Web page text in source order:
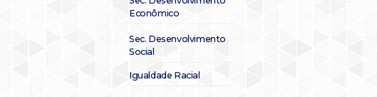
Econômico
Sec. Desenvolvimento
Social
Igualdade Racial